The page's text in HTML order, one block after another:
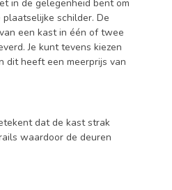
in de gelegenheid bent om
schilder. De
een kast in één of twee
Je kunt tevens kiezen
dit heeft een meerprijs van
dat de kast strak
waardoor de deuren